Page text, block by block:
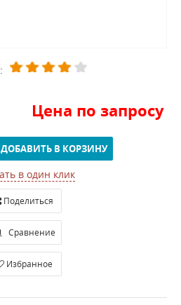
Цена по запросу
ДОБАВИТЬ В КОРЗИНУ
в один клик
Поделиться
Сравнение
Избранное